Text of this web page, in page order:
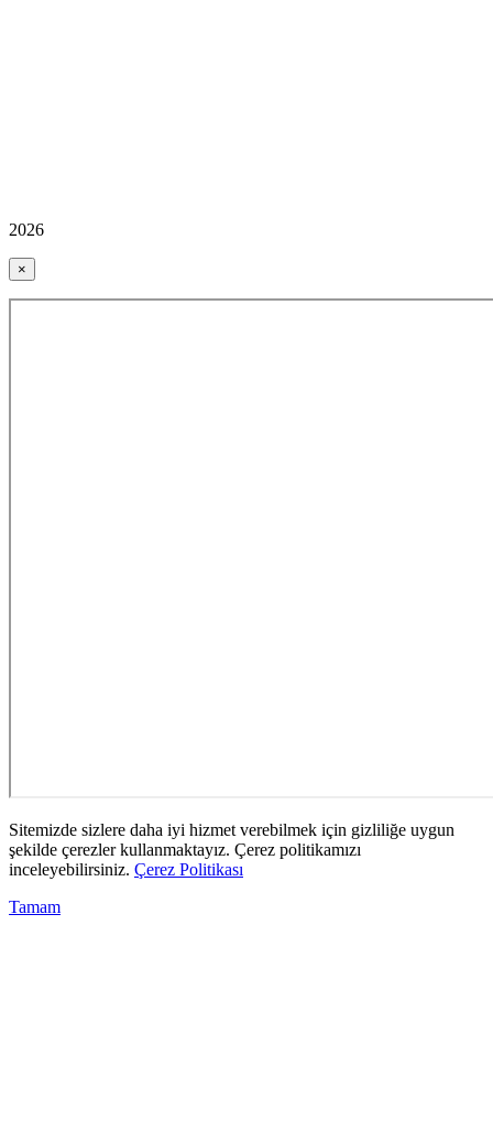
2026
×
Sitemizde sizlere daha iyi hizmet verebilmek için gizliliğe uygun
şekilde çerezler kullanmaktayız. Çerez politikamızı
inceleyebilirsiniz. Çerez Politikası
Tamam